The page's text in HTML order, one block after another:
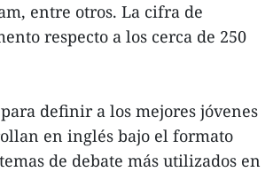
entre otros. La cifra de
respecto a los cerca de 250
definir a los mejores jóvenes
en inglés bajo el formato
de debate más utilizados en